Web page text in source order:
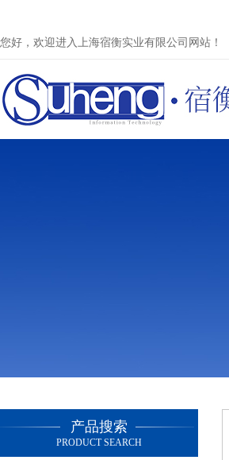
您好，欢迎进入上海宿衡实业有限公司网站！
产品搜索
PRODUCT SEARCH